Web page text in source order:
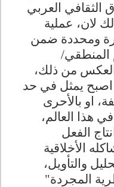
الثقافي العربي
لان، عملية
ومحددة ضمن
المنطقي/
العكس من ذلك،
اصبح يمثل في حد
او بالأحرى
هذا العالم،
الفعل
الأخلاقية
والتأويل،
المجردة"